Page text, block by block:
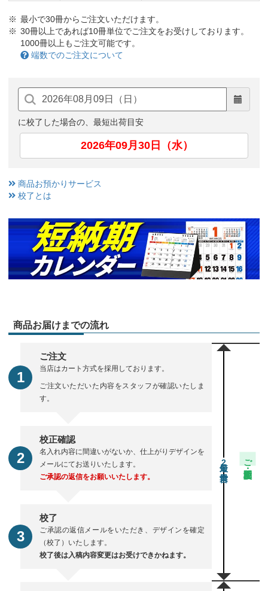
最小で30冊からご注文いただけます。
30冊以上であれば10冊単位でご注文をお受けしております。
1000冊以上もご注文可能です。
端数でのご注文について
に校了した場合の、最短出荷目安
2026年09月30日（水）
商品お預かりサービス
校了とは
商品お届けまでの流れ
ご注文
当店はカート方式を採用しております。
ご注文いただいた内容をスタッフが確認いたしま
す。
校正確認
名入れ内容に間違いがないか、仕上がりデザインを
メールにてお送りいたします。
ご承認の返信をお願いいたします。
校了
ご承認の返信メールをいただき、デザインを確定
（校了）いたします。
校了後は入稿内容変更はお受けできかねます。
2 ご注文・校正期間